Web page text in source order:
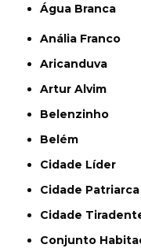
Água Branca
Anália Franco
Aricanduva
Artur Alvim
Belenzinho
Belém
Cidade Líder
Cidade Patriarca
Cidade
Conjunto